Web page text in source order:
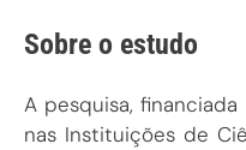
Sobre o estudo
A pesquisa, financiada
nas Instituições de